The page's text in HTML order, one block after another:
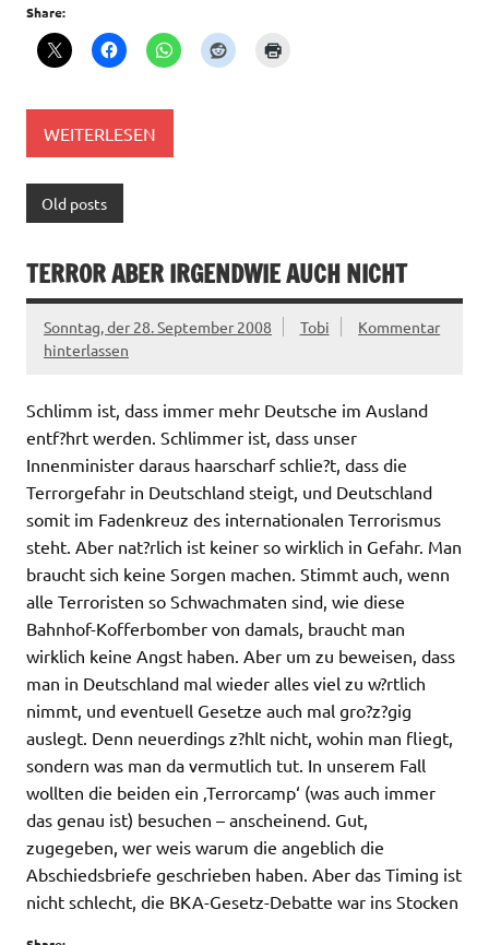
Share:
WEITERLESEN
Old posts
TERROR ABER IRGENDWIE AUCH NICHT
Sonntag, der 28. September 2008 Tobi
Kommentar
hinterlassen
Schlimm ist, dass immer mehr Deutsche im Ausland
entf?hrt werden. Schlimmer ist, dass unser
Innenminister daraus haarscharf schlie?t, dass die
Terrorgefahr in Deutschland steigt, und Deutschland
somit im Fadenkreuz des internationalen Terrorismus
steht. Aber nat?rlich ist keiner so wirklich in Gefahr. Man
braucht sich keine Sorgen machen. Stimmt auch, wenn
alle Terroristen so Schwachmaten sind, wie diese
Bahnhof-Kofferbomber von damals, braucht man
wirklich keine Angst haben. Aber um zu beweisen, dass
man in Deutschland mal wieder alles viel zu w?rtlich
nimmt, und eventuell Gesetze auch mal gro?z?gig
auslegt. Denn neuerdings z?hlt nicht, wohin man fliegt,
sondern was man da vermutlich tut. In unserem Fall
wollten die beiden ein ‚Terrorcamp‘ (was auch immer
das genau ist) besuchen – anscheinend. Gut,
zugegeben, wer weis warum die angeblich die
Abschiedsbriefe geschrieben haben. Aber das Timing ist
nicht schlecht, die BKA-Gesetz-Debatte war ins Stocken